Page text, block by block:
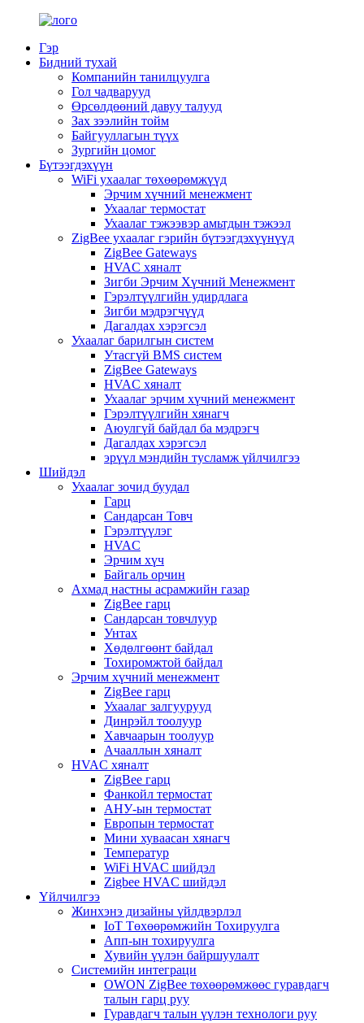
Гэр
Бидний тухай
Компанийн танилцуулга
Гол чадварууд
Өрсөлдөөний давуу талууд
Зах зээлийн тойм
Байгууллагын түүх
Зургийн цомог
Бүтээгдэхүүн
WiFi ухаалаг төхөөрөмжүүд
Эрчим хүчний менежмент
Ухаалаг термостат
Ухаалаг тэжээвэр амьтдын тэжээл
ZigBee ухаалаг гэрийн бүтээгдэхүүнүүд
ZigBee Gateways
HVAC хяналт
Зигби Эрчим Хүчний Менежмент
Гэрэлтүүлгийн удирдлага
Зигби мэдрэгчүүд
Дагалдах хэрэгсэл
Ухаалаг барилгын систем
Утасгүй BMS систем
ZigBee Gateways
HVAC хяналт
Ухаалаг эрчим хүчний менежмент
Гэрэлтүүлгийн хянагч
Аюулгүй байдал ба мэдрэгч
Дагалдах хэрэгсэл
эрүүл мэндийн тусламж үйлчилгээ
Шийдэл
Ухаалаг зочид буудал
Гарц
Сандарсан Товч
Гэрэлтүүлэг
HVAC
Эрчим хүч
Байгаль орчин
Ахмад настны асрамжийн газар
ZigBee гарц
Сандарсан товчлуур
Унтах
Хөдөлгөөнт байдал
Тохиромжтой байдал
Эрчим хүчний менежмент
ZigBee гарц
Ухаалаг залгуурууд
Динрэйл тоолуур
Хавчаарын тоолуур
Ачааллын хяналт
HVAC хяналт
ZigBee гарц
Фанкойл термостат
АНУ-ын термостат
Европын термостат
Мини хуваасан хянагч
Температур
WiFi HVAC шийдэл
Zigbee HVAC шийдэл
Үйлчилгээ
Жинхэнэ дизайны үйлдвэрлэл
IoT Төхөөрөмжийн Тохируулга
Апп-ын тохируулга
Хувийн үүлэн байршуулалт
Системийн интеграци
OWON ZigBee төхөөрөмжөөс гуравдагч
талын гарц руу
Гуравдагч талын үүлэн технологи руу